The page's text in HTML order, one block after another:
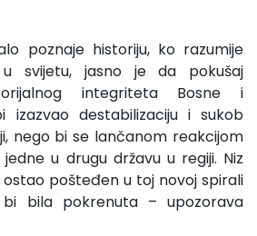
poznaje historiju, ko razumije
svijetu, jasno je da pokušaj
integriteta Bosne i
izazvao destabilizaciju i sukob
nego bi se lančanom reakcijom
u drugu državu u regiji. Niz
pošteđen u toj novoj spirali
bila pokrenuta – upozorava